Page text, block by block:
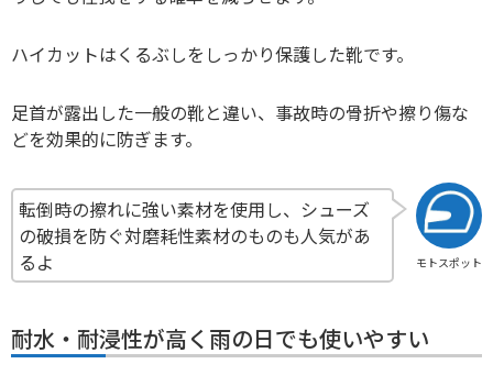
ハイカットはくるぶしをしっかり保護した靴です。
足首が露出した一般の靴と違い、事故時の骨折や擦り傷な
どを効果的に防ぎます。
モトスポット
転倒時の擦れに強い素材を使用し、シューズ
の破損を防ぐ対磨耗性素材のものも人気があ
るよ
耐水・耐浸性が高く雨の日でも使いやすい